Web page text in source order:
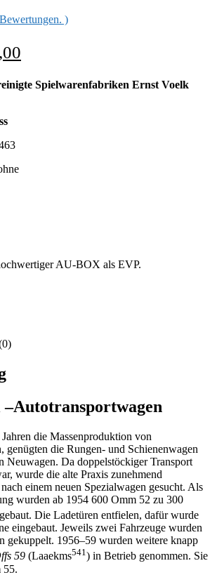
)
Spielwarenfabriken Ernst Voelk
AU-BOX als EVP.
–Autotransportwagen
die Massenproduktion von
genügten die Rungen- und Schienenwagen
Neuwagen. Da doppelstöckiger Transport
wurde die alte Praxis zunehmend
einem neuen Spezialwagen gesucht. Als
wurden ab 1954 600 Omm 52 zu 300
Die Ladetüren entfielen, dafür wurde
eingebaut. Jeweils zwei Fahrzeuge wurden
gekuppelt. 1956–59 wurden weitere knapp
59 (Laaekms541) in Betrieb genommen. Sie
55.